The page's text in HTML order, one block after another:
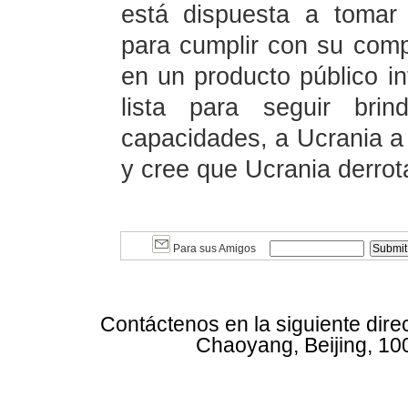
está dispuesta a
para cumplir con su
en un producto público
lista para seguir
capacidades, a Ucrania
y cree que Ucrania
Para sus Amigos
Contáctenos en la siguiente
Chaoyang, Beijing,